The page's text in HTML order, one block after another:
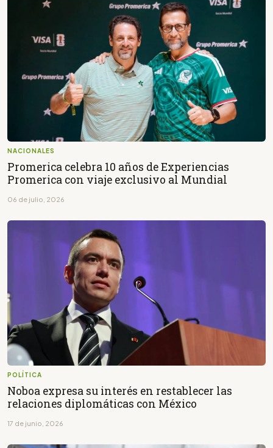
NACIONALES
Promerica celebra 10 años de Experiencias
Promerica con viaje exclusivo al Mundial
06 de julio, 2026
POLÍTICA
Noboa expresa su interés en restablecer las
relaciones diplomáticas con México
17 de junio, 2026